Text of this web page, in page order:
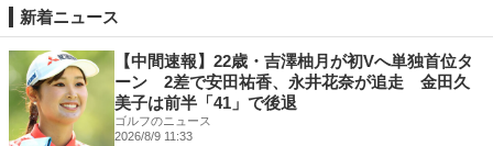
新着ニュース
【中間速報】22歳・吉澤柚月が初Vへ単独首位タ
ーン 2差で安田祐香、永井花奈が追走 金田久
美子は前半「41」で後退
ゴルフのニュース
2026/8/9 11:33